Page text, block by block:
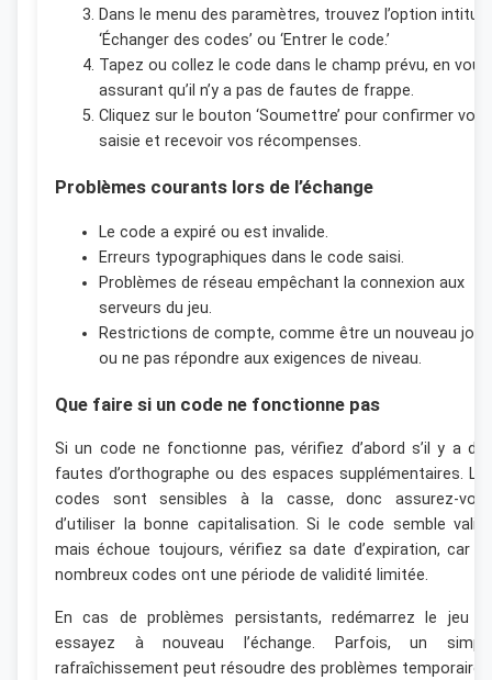
Dans le menu des paramètres, trouvez l’option
‘Échanger des codes’ ou ‘Entrer le code.’
Tapez ou collez le code dans le champ prévu, en vous
assurant qu’il n’y a pas de fautes de frappe.
Cliquez sur le bouton ‘Soumettre’ pour confirmer
saisie et recevoir vos récompenses.
Problèmes courants lors de l’échange
Le code a expiré ou est invalide.
Erreurs typographiques dans le code saisi.
Problèmes de réseau empêchant la connexion aux
serveurs du jeu.
Restrictions de compte, comme être un nouveau
ou ne pas répondre aux exigences de niveau.
Que faire si un code ne fonctionne pas
Si un code ne fonctionne pas, vérifiez d’abord s’il y a
fautes d’orthographe ou des espaces supplémentaires.
codes sont sensibles à la casse, donc assurez-
d’utiliser la bonne capitalisation. Si le code semble
mais échoue toujours, vérifiez sa date d’expiration, car
nombreux codes ont une période de validité limitée.
En cas de problèmes persistants, redémarrez le jeu
essayez à nouveau l’échange. Parfois, un
rafraîchissement peut résoudre des problèmes